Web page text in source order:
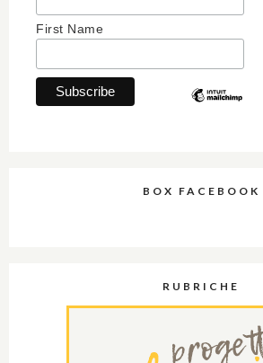
First Name
BOX FACEBOOK
RUBRICHE